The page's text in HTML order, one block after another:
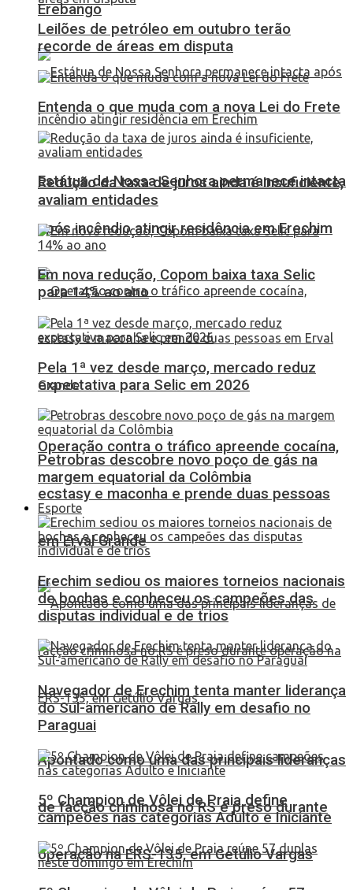
Erebango
Estátua de Nossa Senhora permanece intacta
após incêndio atingir residência em Erechim
Operação contra o tráfico apreende cocaína,
ecstasy e maconha e prende duas pessoas
em Erval Grande
Apontado como uma das principais lideranças
de facção criminosa no RS é preso durante
operação na ERS-135, em Getúlio Vargas
Leilões de petróleo em outubro terão
recorde de áreas em disputa
Entenda o que muda com a nova Lei do Frete
Redução da taxa de juros ainda é insuficiente,
avaliam entidades
Em nova redução, Copom baixa taxa Selic
para 14% ao ano
Pela 1ª vez desde março, mercado reduz
expectativa para Selic em 2026
Petrobras descobre novo poço de gás na
margem equatorial da Colômbia
Esporte
Erechim sediou os maiores torneios nacionais
de bochas e conheceu os campeões das
disputas individual e de trios
Navegador de Erechim tenta manter liderança
do Sul-americano de Rally em desafio no
Paraguai
5º Champion de Vôlei de Praia define
campeões nas categorias Adulto e Iniciante